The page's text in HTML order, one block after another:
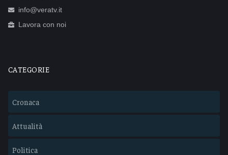
info@veratv.it
Lavora con noi
CATEGORIE
Cronaca
Attualità
Politica